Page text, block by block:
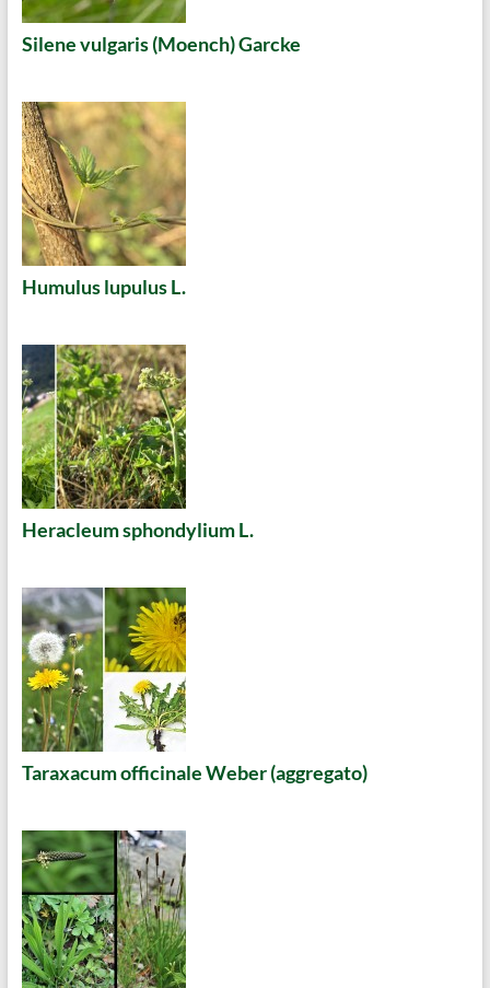
Silene vulgaris (Moench) Garcke
Humulus lupulus L.
Heracleum sphondylium L.
Taraxacum officinale Weber (aggregato)